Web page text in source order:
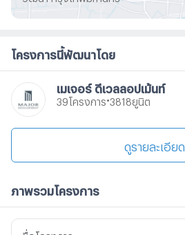
โครงการนี้พัฒนาโดย
เมเจอร์ ดีเวลลอปเม้นท์
39โครงการ 3818ยูนิต
ดูรายละเอียด
ภาพรวมโครงการ